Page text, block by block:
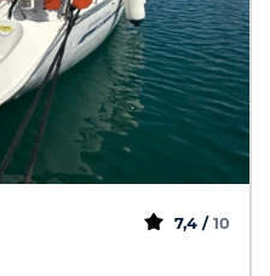
7,4 / 10